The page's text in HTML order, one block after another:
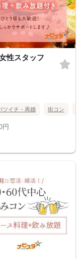
性スタッフ
ツイチ・再婚 街コン
円